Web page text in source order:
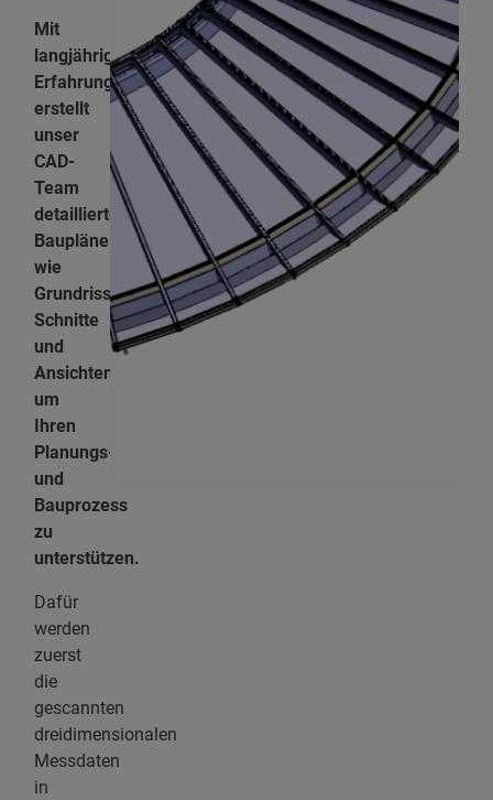
Mit
langjähriger
Erfahrung
erstellt
unser
CAD-
Team
detaillierte
Baupläne
wie
Grundrisse,
Schnitte
und
Ansichten,
um
Ihren
Planungs-
und
Bauprozess
zu
unterstützen.
Dafür
werden
zuerst
die
gescannten
dreidimensionalen
Messdaten
in